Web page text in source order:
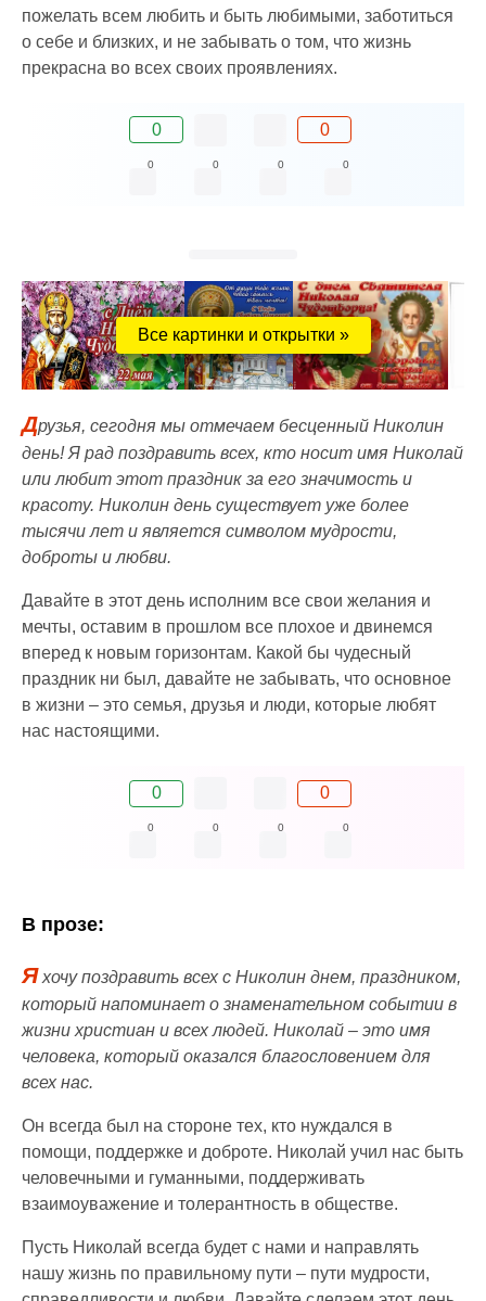
пожелать всем любить и быть любимыми, заботиться
о себе и близких, и не забывать о том, что жизнь
прекрасна во всех своих проявлениях.
0 0
0 0 0 0
Все картинки и открытки »
Друзья, сегодня мы отмечаем бесценный Николин
день! Я рад поздравить всех, кто носит имя Николай
или любит этот праздник за его значимость и
красоту. Николин день существует уже более
тысячи лет и является символом мудрости,
доброты и любви.
Давайте в этот день исполним все свои желания и
мечты, оставим в прошлом все плохое и двинемся
вперед к новым горизонтам. Какой бы чудесный
праздник ни был, давайте не забывать, что основное
в жизни – это семья, друзья и люди, которые любят
нас настоящими.
0 0
0 0 0 0
В прозе:
Яхочу поздравить всех с Николин днем, праздником,
который напоминает о знаменательном событии в
жизни христиан и всех людей. Николай – это имя
человека, который оказался благословением для
всех нас.
Он всегда был на стороне тех, кто нуждался в
помощи, поддержке и доброте. Николай учил нас быть
человечными и гуманными, поддерживать
взаимоуважение и толерантность в обществе.
Пусть Николай всегда будет с нами и направлять
нашу жизнь по правильному пути – пути мудрости,